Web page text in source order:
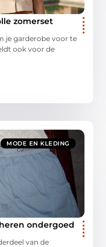
zomerset
je garderobe voor te
ook voor de
MODE EN KLEDING
ondergoed
van de